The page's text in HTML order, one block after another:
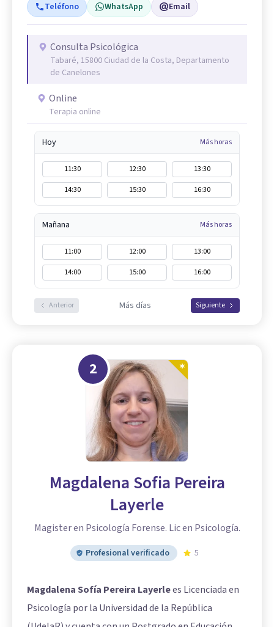
Teléfono WhatsApp Email
Consulta Psicológica
Tabaré, 15800 Ciudad de la Costa, Departamento
de Canelones
Online
Terapia online
Hoy Más horas
11:30 12:30
13:30
14:30
15:30 16:30
Mañana Más horas
11:00 12:00
13:00
14:00
15:00 16:00
Anterior Más días Siguiente
2
Magdalena Sofia Pereira
Layerle
Magister en Psicología Forense. Lic en Psicología.
Profesional verificado 5
Magdalena Sofía Pereira Layerlees Licenciada en
Psicología por la Universidad de la República